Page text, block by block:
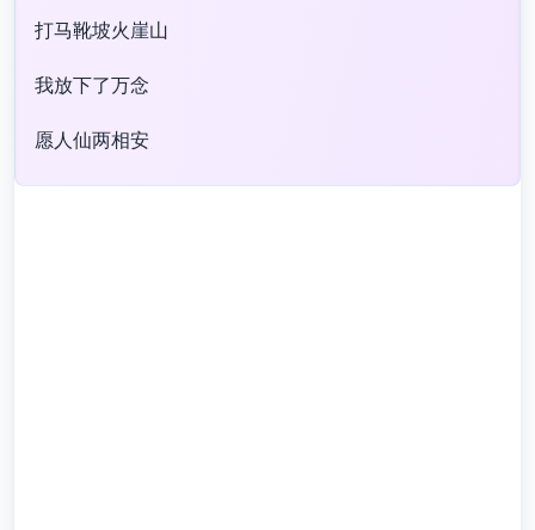
打马靴坡火崖山
我放下了万念
愿人仙两相安